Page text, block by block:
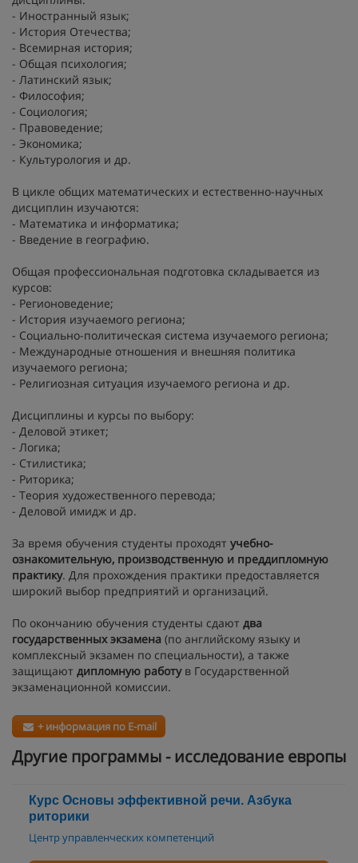
- Иностранный язык;
- История Отечества;
- Всемирная история;
- Общая психология;
- Латинский язык;
- Философия;
- Социология;
- Правоведение;
- Экономика;
- Культурология и др.
В цикле общих математических и естественно-научных
дисциплин изучаются:
- Математика и информатика;
- Введение в географию.
Общая профессиональная подготовка складывается из
курсов:
- Регионоведение;
- История изучаемого региона;
- Социально-политическая система изучаемого региона;
- Международные отношения и внешняя политика
изучаемого региона;
- Религиозная ситуация изучаемого региона и др.
Дисциплины и курсы по выбору:
- Деловой этикет;
- Логика;
- Стилистика;
- Риторика;
- Теория художественного перевода;
- Деловой имидж и др.
За время обучения студенты проходят учебно-
ознакомительную, производственную и преддипломную
практику. Для прохождения практики предоставляется
широкий выбор предприятий и организаций.
По окончанию обучения студенты сдают два
государственных экзамена (по английскому языку и
комплексный экзамен по специальности), а также
защищают дипломную работув Государственной
экзаменационной комиссии.
+ информация по E-mail
Другие программы - исследование европы
Курс Основы эффективной речи. Азбука
риторики
Центр управленческих компетенций